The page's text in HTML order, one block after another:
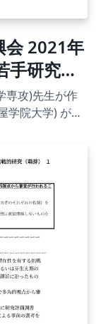
会 2021年
手研究者
|
専攻)先生が作
学院大学) が了